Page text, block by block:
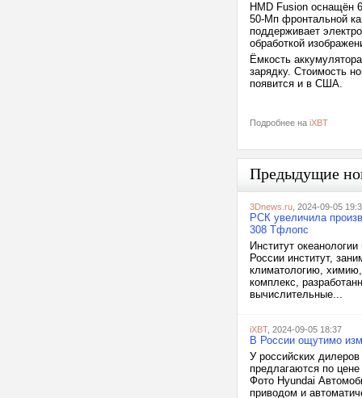
HMD Fusion оснащён
50-Мп фронтальной
поддерживает
обработкой
Ёмкость
зарядку. Стоимость
появится и в США.
Подробнее на iXBT
Предыдущие
3Dnews.ru , 2024-09-05
РСК увеличила
308 Тфлопс
Институт
России институт,
климатологию, химию,
комплекс,
вычислительные...
iXBT, 2024-09-05 18:37
В России ощутимо
У российских
предлагаются по
Фото Hyundai
приводом и